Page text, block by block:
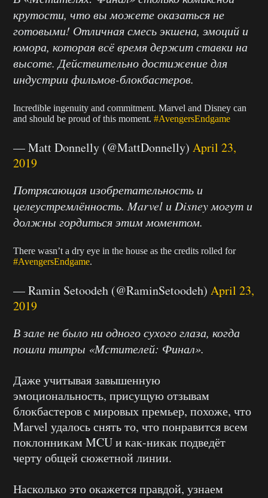
крутости, что вы можете оказаться не
готовыми! Отличная смесь экшена, эмоций и
юмора, которая всё время держит ставки на
высоте. Действительно достижение для
индустрии фильмов-блокбастеров.
Incredible ingenuity and commitment. Marvel and Disney can
and should be proud of this moment. #AvengersEndgame
— Matt Donnelly (@MattDonnelly) April 23,
2019
Потрясающая изобретательность и
целеустремлённость. Marvel и Disney могут и
должны гордиться этим моментом.
There wasn’t a dry eye in the house as the credits rolled for
#AvengersEndgame.
— Ramin Setoodeh (@RaminSetoodeh) April 23,
2019
В зале не было ни одного сухого глаза, когда
пошли титры «Мстителей: Финал».
Даже учитывая завышенную
эмоциональность, присущую отзывам
блокбастеров с мировых премьер, похоже, что
Marvel удалось снять то, что понравится всем
поклонникам MCU и как-никак подведёт
черту общей сюжетной линии.
Насколько это окажется правдой, узнаем